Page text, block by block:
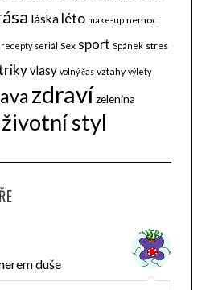
láska léto make-up nemoc
recepty seriál Sex sport Spánek stres
vlasy volný čas vztahy výlety
zdravízelenina
životní styl
duše